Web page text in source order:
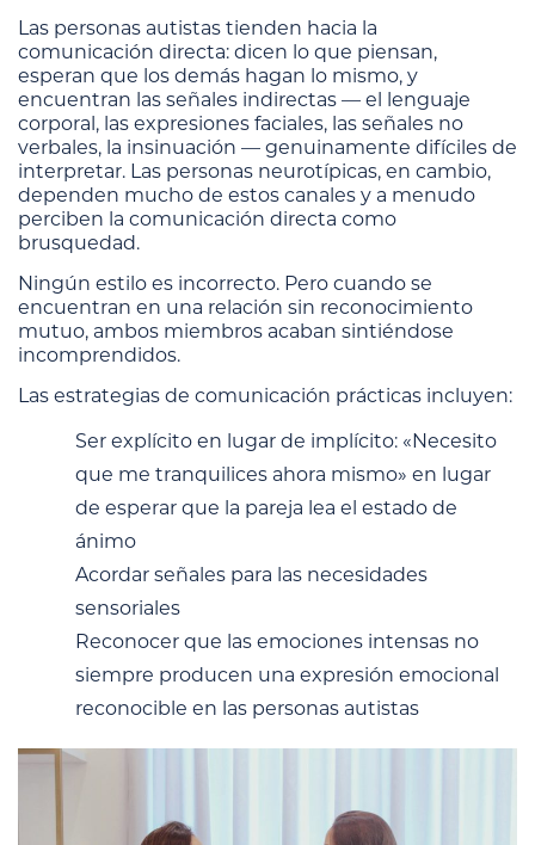
Las personas autistas tienden hacia la
comunicación directa: dicen lo que piensan,
esperan que los demás hagan lo mismo, y
encuentran las señales indirectas — el lenguaje
corporal, las expresiones faciales, las señales no
verbales, la insinuación — genuinamente difíciles de
interpretar. Las personas neurotípicas, en cambio,
dependen mucho de estos canales y a menudo
perciben la comunicación directa como
brusquedad.
Ningún estilo es incorrecto. Pero cuando se
encuentran en una relación sin reconocimiento
mutuo, ambos miembros acaban sintiéndose
incomprendidos.
Las estrategias de comunicación prácticas incluyen:
Ser explícito en lugar de implícito: «Necesito
que me tranquilices ahora mismo» en lugar
de esperar que la pareja lea el estado de
ánimo
Acordar señales para las necesidades
sensoriales
Reconocer que las emociones intensas no
siempre producen una expresión emocional
reconocible en las personas autistas